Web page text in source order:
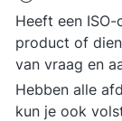
Heeft een
product of
van vraag en
Hebben alle
kun je ook